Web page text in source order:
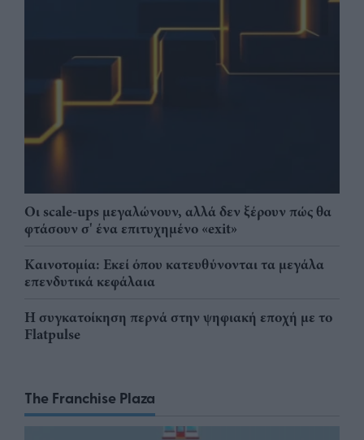
Οι scale-ups μεγαλώνουν, αλλά δεν ξέρουν πώς θα
φτάσουν σ' ένα επιτυχημένο «exit»
Καινοτομία: Εκεί όπου κατευθύνονται τα μεγάλα
επενδυτικά κεφάλαια
Η συγκατοίκηση περνά στην ψηφιακή εποχή με το
Flatpulse
The Franchise Plaza